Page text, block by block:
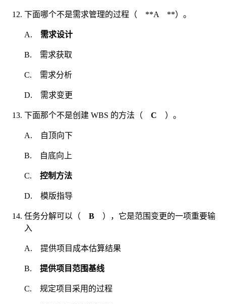
下面哪个不是需求管理的过程（ **A **）。
A. 需求设计
B. 需求获取
C. 需求分析
D. 需求变更
下面那个不是创建 WBS 的方法（ C ）。
A. 自顶向下
B. 自底向上
C. 控制方法
D. 模版指导
任务分解可以（ B ），它是范围变更的一项重要输
入
A. 提供项目成本估算结果
B. 提供项目范围基线
C. 规定项目采用的过程